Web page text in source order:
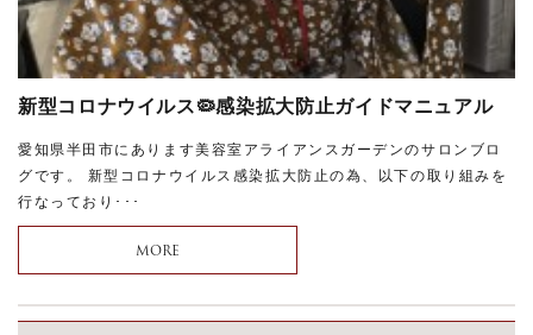
新型コロナウイルス🦠感染拡大防止ガイドマニュアル
愛知県半田市にあります美容室アライアンスガーデンのサロンブロ
グです。 新型コロナウイルス感染拡大防止の為、以下の取り組みを
行なっており･･･
MORE